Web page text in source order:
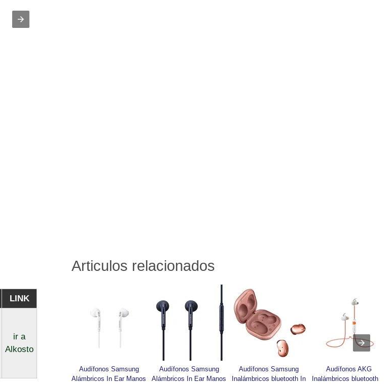
LINK
ir a
Alkosto
Articulos relacionados
Audífonos Samsung
Alámbricos In Ear Manos
Audífonos Samsung
Alámbricos In Ear Manos
Audífonos Samsung
Inalámbricos bluetooth In
Audífonos AKG
Inalámbricos bluetooth In